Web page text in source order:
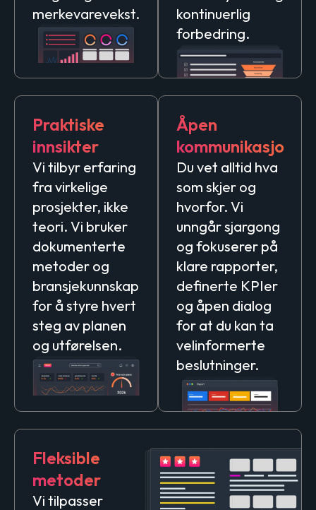
merkevarevekst.
kontinuerlig
forbedring.
Praktiske
innsikter
Vi tilbyr erfaring
fra virkelige
prosjekter, ikke
teori. Vi bruker
dokumenterte
metoder og
bransjekunnskap
for å styre hvert
steg av planen
og utførelsen.
Åpen
kommunikasjon
Du vet alltid hva
som skjer og
hvorfor. Vi
unngår sjargong
og fokuserer på
klare rapporter,
definerte KPIer
og åpen dialog
for at du kan ta
velinformerte
beslutninger.
Fleksible
metoder
Vi tilpasser